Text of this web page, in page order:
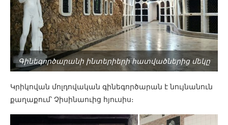
Գինեգործարանի ինտերիերի հատվածներից մեկը
Կրիկովան մոլդովական գինեգործարան է նույնանուն
քաղաքում՝ Չիսինաուից հյուսիս։